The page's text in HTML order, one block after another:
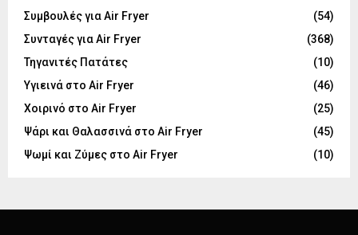
Συμβουλές για Air Fryer
(54)
Συνταγές για Air Fryer
(368)
Τηγανιτές Πατάτες
(10)
Υγιεινά στο Air Fryer
(46)
Χοιρινό στο Air Fryer
(25)
Ψάρι και Θαλασσινά στο Air Fryer
(45)
Ψωμί και Ζύμες στο Air Fryer
(10)